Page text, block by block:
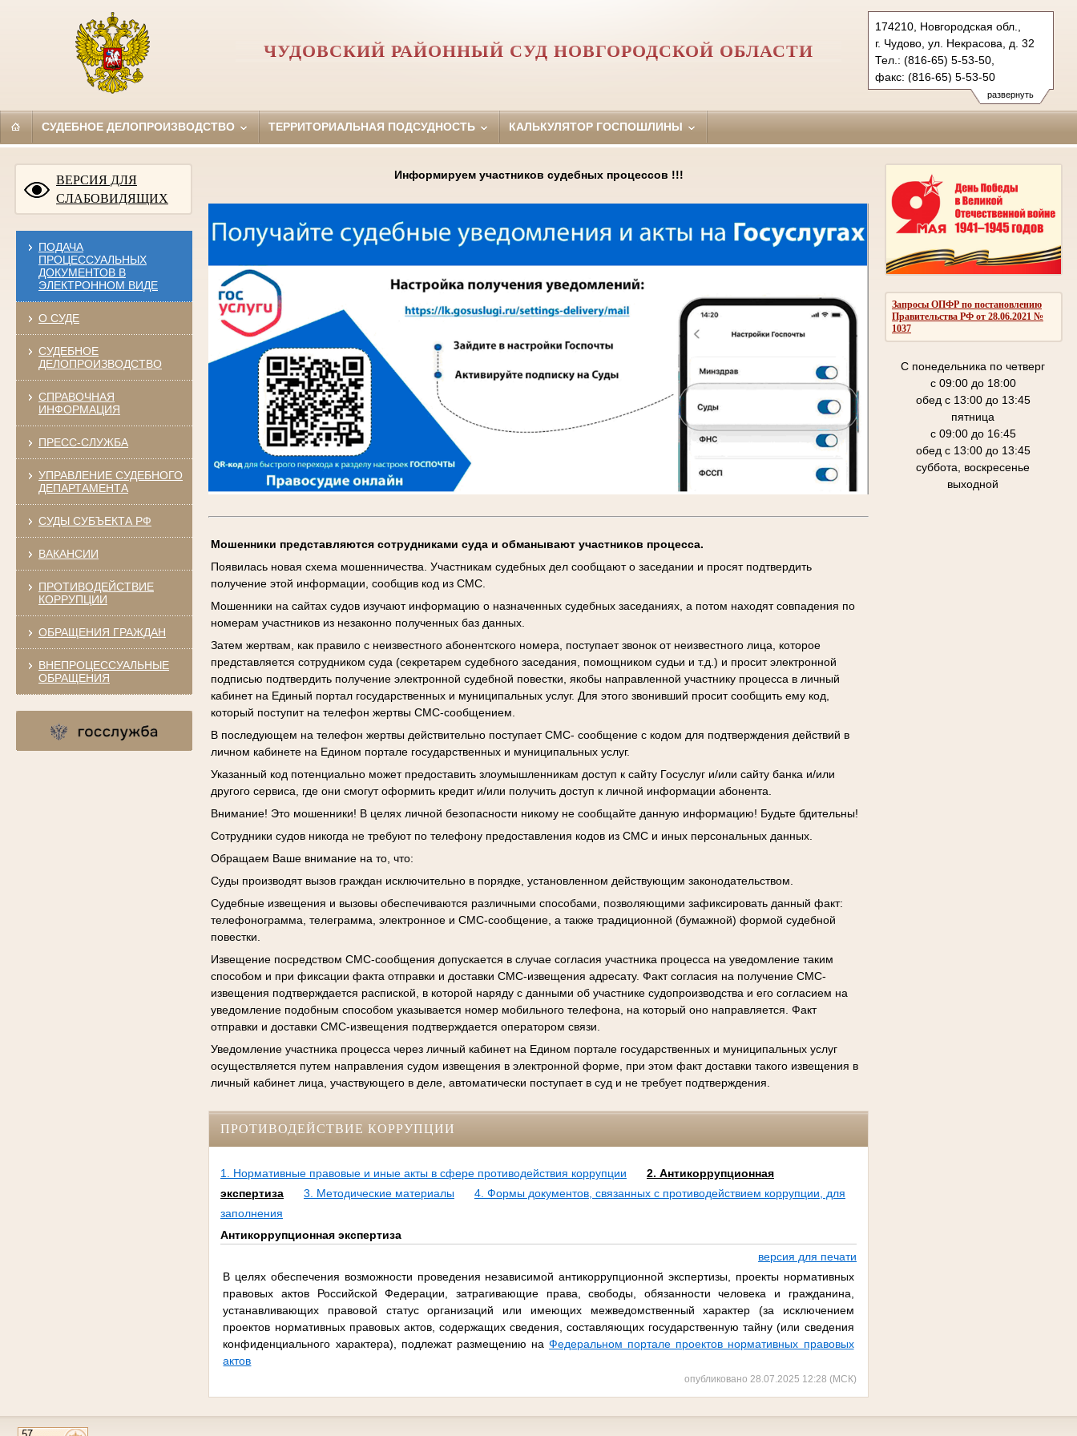
развернуть
174210, Новгородская обл.,
г. Чудово, ул. Некрасова, д. 32
Тел.: (816-65) 5-53-50,
факс: (816-65) 5-53-50
chudovsky.nvg@sudrf.ru
ЧУДОВСКИЙ РАЙОННЫЙ СУД НОВГОРОДСКОЙ ОБЛАСТИ
СУДЕБНОЕ ДЕЛОПРОИЗВОДСТВО ТЕРРИТОРИАЛЬНАЯ ПОДСУДНОСТЬ КАЛЬКУЛЯТОР ГОСПОШЛИНЫ
ВЕРСИЯ ДЛЯ
СЛАБОВИДЯЩИХ
ПОДАЧА
ПРОЦЕССУАЛЬНЫХ
ДОКУМЕНТОВ В
ЭЛЕКТРОННОМ ВИДЕ
О СУДЕ
СУДЕБНОЕ
ДЕЛОПРОИЗВОДСТВО
СПРАВОЧНАЯ
ИНФОРМАЦИЯ
ПРЕСС-СЛУЖБА
УПРАВЛЕНИЕ СУДЕБНОГО
ДЕПАРТАМЕНТА
СУДЫ СУБЪЕКТА РФ
ВАКАНСИИ
ПРОТИВОДЕЙСТВИЕ
КОРРУПЦИИ
ОБРАЩЕНИЯ ГРАЖДАН
ВНЕПРОЦЕССУАЛЬНЫЕ
ОБРАЩЕНИЯ
Запросы ОПФР по постановлению
Правительства РФ от 28.06.2021 №
1037
С понедельника по четверг
с 09:00 до 18:00
обед с 13:00 до 13:45
пятница
с 09:00 до 16:45
обед с 13:00 до 13:45
суббота, воскресенье
выходной
Информируем участников судебных процессов !!!
Мошенники представляются сотрудниками суда и обманывают участников процесса.
Появилась новая схема мошенничества. Участникам судебных дел сообщают о заседании и просят подтвердить
получение этой информации, сообщив код из СМС.
Мошенники на сайтах судов изучают информацию о назначенных судебных заседаниях, а потом находят совпадения по
номерам участников из незаконно полученных баз данных.
Затем жертвам, как правило с неизвестного абонентского номера, поступает звонок от неизвестного лица, которое
представляется сотрудником суда (секретарем судебного заседания, помощником судьи и т.д.) и просит электронной
подписью подтвердить получение электронной судебной повестки, якобы направленной участнику процесса в личный
кабинет на Единый портал государственных и муниципальных услуг. Для этого звонивший просит сообщить ему код,
который поступит на телефон жертвы СМС-сообщением.
В последующем на телефон жертвы действительно поступает СМС- сообщение с кодом для подтверждения действий в
личном кабинете на Едином портале государственных и муниципальных услуг.
Указанный код потенциально может предоставить злоумышленникам доступ к сайту Госуслуг и/или сайту банка и/или
другого сервиса, где они смогут оформить кредит и/или получить доступ к личной информации абонента.
Внимание! Это мошенники! В целях личной безопасности никому не сообщайте данную информацию! Будьте бдительны!
Сотрудники судов никогда не требуют по телефону предоставления кодов из СМС и иных персональных данных.
Обращаем Ваше внимание на то, что:
Суды производят вызов граждан исключительно в порядке, установленном действующим законодательством.
Судебные извещения и вызовы обеспечиваются различными способами, позволяющими зафиксировать данный факт:
телефонограмма, телеграмма, электронное и СМС-сообщение, а также традиционной (бумажной) формой судебной
повестки.
Извещение посредством СМС-сообщения допускается в случае согласия участника процесса на уведомление таким
способом и при фиксации факта отправки и доставки СМС-извещения адресату. Факт согласия на получение СМС-
извещения подтверждается распиской, в которой наряду с данными об участнике судопроизводства и его согласием на
уведомление подобным способом указывается номер мобильного телефона, на который оно направляется. Факт
отправки и доставки СМС-извещения подтверждается оператором связи.
Уведомление участника процесса через личный кабинет на Едином портале государственных и муниципальных услуг
осуществляется путем направления судом извещения в электронной форме, при этом факт доставки такого извещения в
личный кабинет лица, участвующего в деле, автоматически поступает в суд и не требует подтверждения.
ПРОТИВОДЕЙСТВИЕ КОРРУПЦИИ
1. Нормативные правовые и иные акты в сфере противодействия коррупции
2. Антикоррупционная
экспертиза
3. Методические материалы
4. Формы документов, связанных с противодействием коррупции, для
заполнения
Антикоррупционная экспертиза
версия для печати
В целях обеспечения возможности проведения независимой антикоррупционной экспертизы, проекты нормативных
правовых актов Российской Федерации, затрагивающие права, свободы, обязанности человека и гражданина,
устанавливающих правовой статус организаций или имеющих межведомственный характер (за исключением
проектов нормативных правовых актов, содержащих сведения, составляющих государственную тайну (или сведения
конфиденциального характера), подлежат размещению наФедеральном портале проектов нормативных правовых
актов
опубликовано 28.07.2025 12:28 (МСК)